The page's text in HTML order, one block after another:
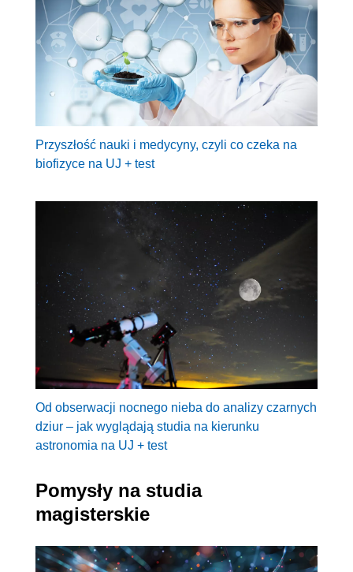
Przyszłość nauki i medycyny, czyli co czeka na
biofizyce na UJ + test
Od obserwacji nocnego nieba do analizy czarnych
dziur – jak wyglądają studia na kierunku
astronomia na UJ + test
Pomysły na studia
magisterskie